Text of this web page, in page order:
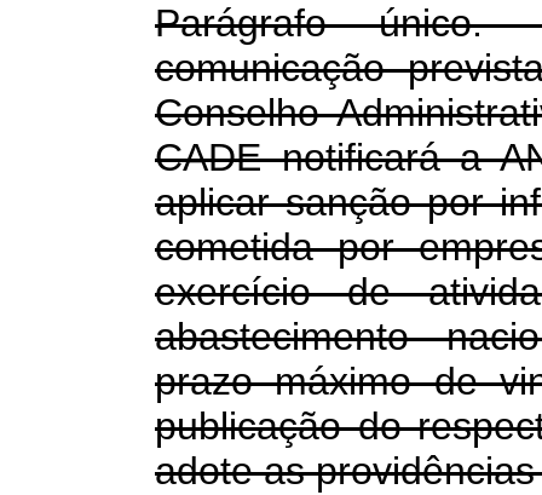
Parágrafo único.
comunicação
Conselho
CADE notificará a
aplicar sanção por
cometida por
exercício de
abastecimento
prazo máximo de
publicação do
adote as